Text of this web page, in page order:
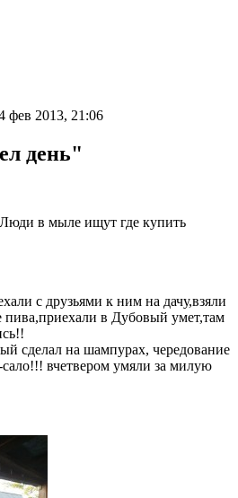
фев 2013, 21:06
день"
Люди в мыле ищут где купить
с друзьями к ним на дачу,взяли
пива,приехали в Дубовый умет,там
сделал на шампурах, чередование
вчетвером умяли за милую